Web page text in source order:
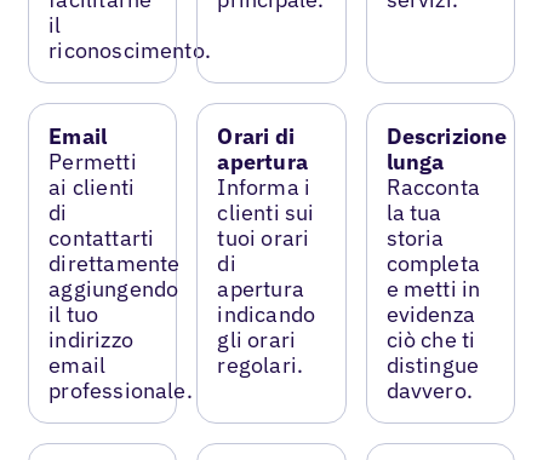
il
riconoscimento.
Email
Permetti
ai clienti
di
contattarti
direttamente
aggiungendo
il tuo
indirizzo
email
professionale.
Orari di
apertura
Informa i
clienti sui
tuoi orari
di
apertura
indicando
gli orari
regolari.
Descrizione
lunga
Racconta
la tua
storia
completa
e metti in
evidenza
ciò che ti
distingue
davvero.